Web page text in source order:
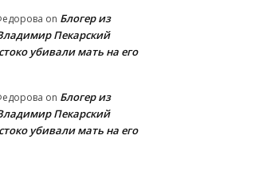
on Блогер из
Пекарский
убивали мать на его
on Блогер из
Пекарский
убивали мать на его